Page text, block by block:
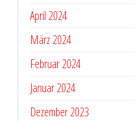
April 2024
März 2024
Februar 2024
Januar 2024
Dezember 2023